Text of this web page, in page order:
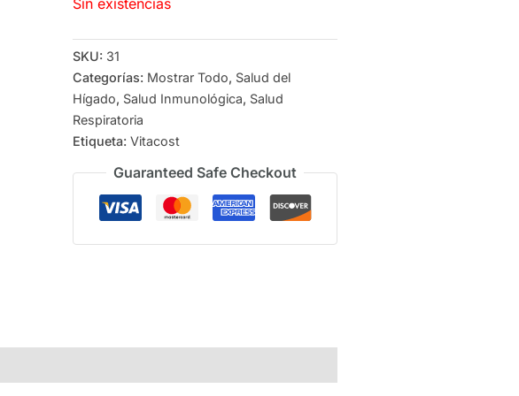
SKU: 31
Categorías: Mostrar Todo, Salud del
Hígado, Salud Inmunológica, Salud
Respiratoria
Etiqueta:Vitacost
Guaranteed Safe Checkout